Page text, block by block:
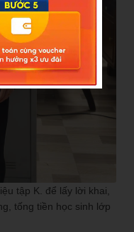
tập K. để lấy lời khai,
tống tiền học sinh lớp